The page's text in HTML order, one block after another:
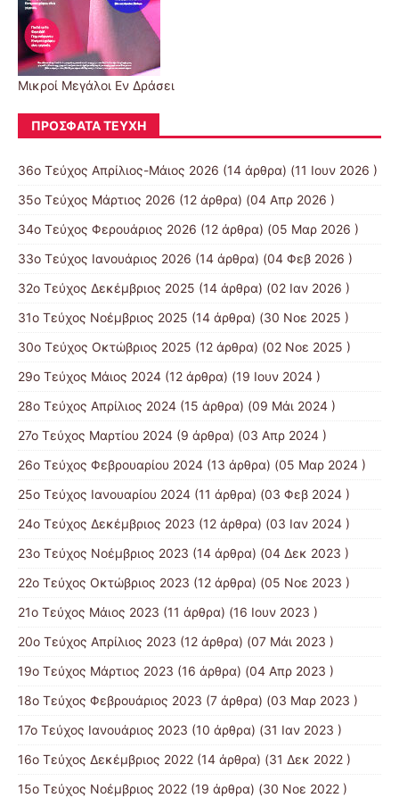
Μικροί Μεγάλοι Εν Δράσει
ΠΡΌΣΦΑΤΑ ΤΕΎΧΗ
36ο Τεύχος Απρίλιος-Μάιος 2026 (14 άρθρα) (11 Ιουν 2026 )
35ο Τεύχος Μάρτιος 2026 (12 άρθρα) (04 Απρ 2026 )
34ο Τεύχος Φερουάριος 2026 (12 άρθρα) (05 Μαρ 2026 )
33ο Τεύχος Ιανουάριος 2026 (14 άρθρα) (04 Φεβ 2026 )
32ο Τεύχος Δεκέμβριος 2025 (14 άρθρα) (02 Ιαν 2026 )
31ο Τεύχος Νοέμβριος 2025 (14 άρθρα) (30 Νοε 2025 )
30ο Τεύχος Οκτώβριος 2025 (12 άρθρα) (02 Νοε 2025 )
29ο Τεύχος Μάιος 2024 (12 άρθρα) (19 Ιουν 2024 )
28ο Τεύχος Απρίλιος 2024 (15 άρθρα) (09 Μάι 2024 )
27ο Τεύχος Μαρτίου 2024 (9 άρθρα) (03 Απρ 2024 )
26ο Τεύχος Φεβρουαρίου 2024 (13 άρθρα) (05 Μαρ 2024 )
25ο Τεύχος Ιανουαρίου 2024 (11 άρθρα) (03 Φεβ 2024 )
24ο Τεύχος Δεκέμβριος 2023 (12 άρθρα) (03 Ιαν 2024 )
23ο Τεύχος Νοέμβριος 2023 (14 άρθρα) (04 Δεκ 2023 )
22ο Τεύχος Οκτώβριος 2023 (12 άρθρα) (05 Νοε 2023 )
21ο Τεύχος Μάιος 2023 (11 άρθρα) (16 Ιουν 2023 )
20ο Τεύχος Απρίλιος 2023 (12 άρθρα) (07 Μάι 2023 )
19ο Τεύχος Μάρτιος 2023 (16 άρθρα) (04 Απρ 2023 )
18ο Τεύχος Φεβρουάριος 2023 (7 άρθρα) (03 Μαρ 2023 )
17ο Τεύχος Ιανουάριος 2023 (10 άρθρα) (31 Ιαν 2023 )
16ο Τεύχος Δεκέμβριος 2022 (14 άρθρα) (31 Δεκ 2022 )
15o Τεύχος Νοέμβριος 2022 (19 άρθρα) (30 Νοε 2022 )